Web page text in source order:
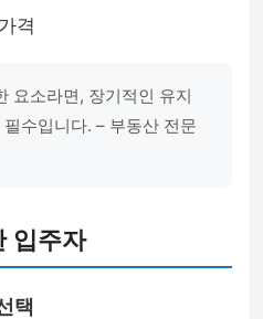
격
요소라면, 장기적인 유지
수입니다. – 부동산 전문
입주자
택